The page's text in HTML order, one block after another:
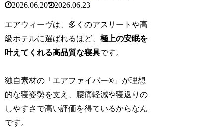
2026.06.20
2026.06.23
エアウィーヴは、多くのアスリートや高
級ホテルに選ばれるほど、極上の安眠を
叶えてくれる高品質な寝具です。
独自素材の「エアファイバー®」が理想
的な寝姿勢を支え、腰痛軽減や寝返りの
しやすさで高い評価を得ているからなん
です。